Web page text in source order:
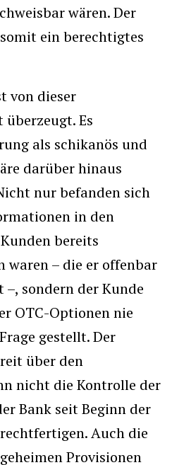
wären. Der
ein berechtigtes
von dieser
Es
als schikanös und
darüber hinaus
nur befanden sich
in den
bereits
waren – die er offenbar
sondern der Kunde
OTC-Optionen nie
gestellt. Der
über den
nicht die Kontrolle der
Bank seit Beginn der
Auch die
Provisionen